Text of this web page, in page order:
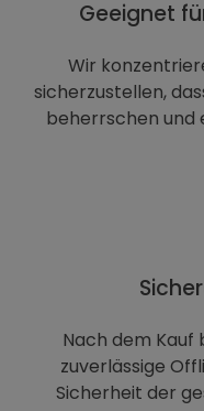
Geeignet
Wir
sicherzustellen,
beherrschen und
Nach dem Kauf
zuverlässige
Sicherheit der